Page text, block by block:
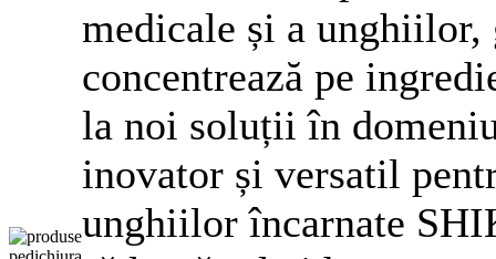
medicale și a unghiilor,
concentrează pe
la noi soluții în
inovator și versatil
unghiilor încarnate